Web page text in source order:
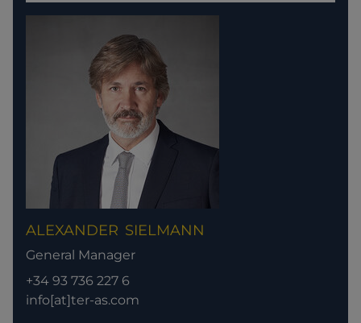
ALEXANDER SIELMANN
General Manager
+34 93 736 227 6
info[at]ter-as.com